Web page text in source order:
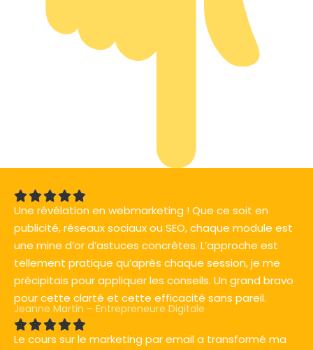
Une révélation en webmarketing ! Que ce soit en
publicité, réseaux sociaux ou SEO, chaque module est
une mine d’or d’astuces concrètes. L’approche est
tellement pratique qu’après chaque session, je me
précipitais pour appliquer les conseils. Un grand bravo
pour cette clarté et cette efficacité sans pareil.
Jeanne Martin – Entrepreneure Digitale
Le cours sur le marketing par email a transformé ma